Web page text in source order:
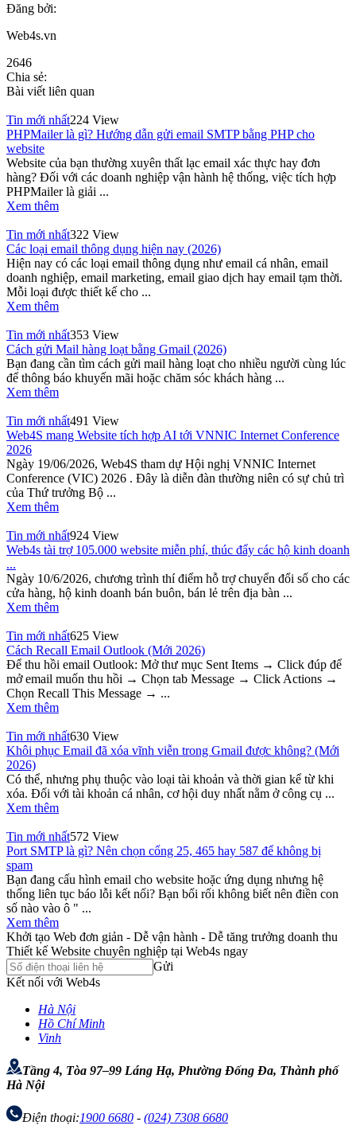
Đăng bởi:
Web4s.vn
2646
Chia sẻ:
Bài viết liên quan
Tin mới nhất224 View
PHPMailer là gì? Hướng dẫn gửi email SMTP bằng PHP cho
website
Website của bạn thường xuyên thất lạc email xác thực hay đơn
hàng? Đối với các doanh nghiệp vận hành hệ thống, việc tích hợp
PHPMailer là giải ...
Xem thêm
Tin mới nhất322 View
Các loại email thông dụng hiện nay (2026)
Hiện nay có các loại email thông dụng như email cá nhân, email
doanh nghiệp, email marketing, email giao dịch hay email tạm thời.
Mỗi loại được thiết kế cho ...
Xem thêm
Tin mới nhất353 View
Cách gửi Mail hàng loạt bằng Gmail (2026)
Bạn đang cần tìm cách gửi mail hàng loạt cho nhiều người cùng lúc
để thông báo khuyến mãi hoặc chăm sóc khách hàng ...
Xem thêm
Tin mới nhất491 View
Web4S mang Website tích hợp AI tới VNNIC Internet Conference
2026
Ngày 19/06/2026, Web4S tham dự Hội nghị VNNIC Internet
Conference (VIC) 2026 . Đây là diễn đàn thường niên có sự chủ trì
của Thứ trưởng Bộ ...
Xem thêm
Tin mới nhất924 View
Web4s tài trợ 105.000 website miễn phí, thúc đẩy các hộ kinh doanh
...
Ngày 10/6/2026, chương trình thí điểm hỗ trợ chuyển đổi số cho các
cửa hàng, hộ kinh doanh bán buôn, bán lẻ trên địa bàn ...
Xem thêm
Tin mới nhất625 View
Cách Recall Email Outlook (Mới 2026)
Để thu hồi email Outlook: Mở thư mục Sent Items → Click đúp để
mở email muốn thu hồi → Chọn tab Message → Click Actions →
Chọn Recall This Message → ...
Xem thêm
Tin mới nhất630 View
Khôi phục Email đã xóa vĩnh viễn trong Gmail được không? (Mới
2026)
Có thể, nhưng phụ thuộc vào loại tài khoản và thời gian kể từ khi
xóa. Đối với tài khoản cá nhân, cơ hội duy nhất nằm ở công cụ ...
Xem thêm
Tin mới nhất572 View
Port SMTP là gì? Nên chọn cổng 25, 465 hay 587 để không bị
spam
Bạn đang cấu hình email cho website hoặc ứng dụng nhưng hệ
thống liên tục báo lỗi kết nối? Bạn bối rối không biết nên điền con
số nào vào ô " ...
Xem thêm
Khởi tạo Web đơn giản - Dễ vận hành - Dễ tăng trưởng doanh thu
Thiết kế Website chuyên nghiệp tại Web4s ngay
Gửi
Kết nối với Web4s
Hà Nội
Hồ Chí Minh
Vinh
Tầng 4, Tòa 97–99 Láng Hạ, Phường Đống Đa, Thành phố
Hà Nội
Điện thoại:1900 6680 - (024) 7308 6680